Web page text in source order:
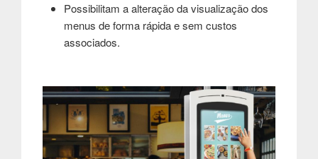
Possibilitam a alteração da visualização dos
menus de forma rápida e sem custos
associados.